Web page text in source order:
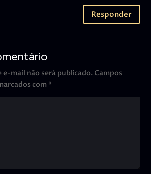
Responder
e-mail não será publicado. Campos
com *